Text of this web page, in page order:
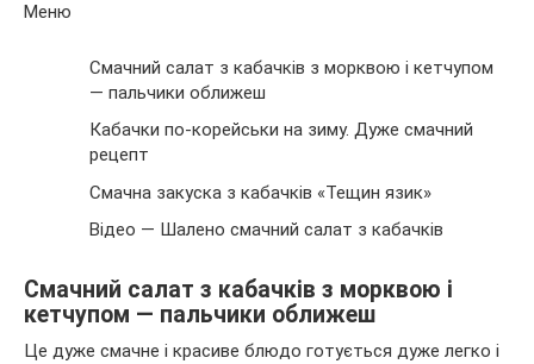
Меню
Смачний салат з кабачків з морквою і кетчупом
— пальчики оближеш
Кабачки по-корейськи на зиму. Дуже смачний
рецепт
Смачна закуска з кабачків «Тещин язик»
Відео — Шалено смачний салат з кабачків
Смачний салат з кабачків з морквою і
кетчупом — пальчики оближеш
Це дуже смачне і красиве блюдо готується дуже легко і